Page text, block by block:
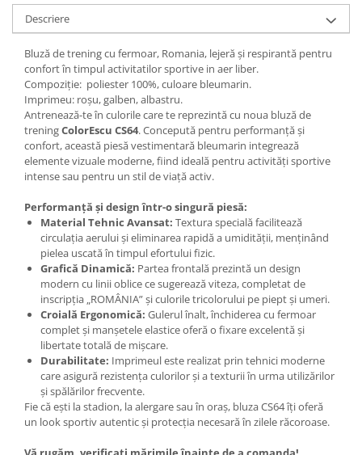
Descriere
Bluză de trening cu fermoar, Romania, lejeră și respirantă pentru
confort în timpul activitatilor sportive in aer liber.
Compoziție: poliester 100%, culoare bleumarin.
Imprimeu: roșu, galben, albastru.
Antrenează-te în culorile care te reprezintă cu noua bluză de
treningColorEscu CS64. Concepută pentru performanță și
confort, această piesă vestimentară bleumarin integrează
elemente vizuale moderne, fiind ideală pentru activități sportive
intense sau pentru un stil de viață activ.
Performanță și design într-o singură piesă:
Material Tehnic Avansat: Textura specială facilitează
circulația aerului și eliminarea rapidă a umidității, menținând
pielea uscată în timpul efortului fizic.
Grafică Dinamică: Partea frontală prezintă un design
modern cu linii oblice ce sugerează viteza, completat de
inscripția „ROMÂNIA” și culorile tricolorului pe piept și umeri.
Croială Ergonomică: Gulerul înalt, închiderea cu fermoar
complet și manșetele elastice oferă o fixare excelentă și
libertate totală de mișcare.
Durabilitate: Imprimeul este realizat prin tehnici moderne
care asigură rezistența culorilor și a texturii în urma utilizărilor
și spălărilor frecvente.
Fie că ești la stadion, la alergare sau în oraș, bluza CS64 îți oferă
un look sportiv autentic și protecția necesară în zilele răcoroase.